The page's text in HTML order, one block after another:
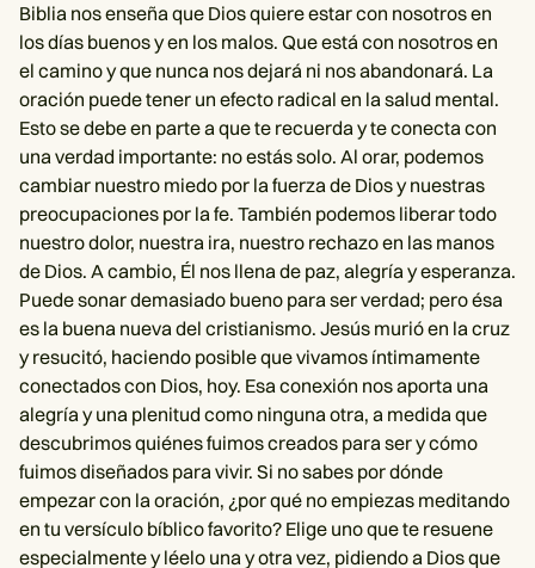
Biblia nos enseña que Dios quiere estar con nosotros en
los días buenos y en los malos. Que está con nosotros en
el camino y que nunca nos dejará ni nos abandonará. La
oración puede tener un efecto radical en la salud mental.
Esto se debe en parte a que te recuerda y te conecta con
una verdad importante: no estás solo. Al orar, podemos
cambiar nuestro miedo por la fuerza de Dios y nuestras
preocupaciones por la fe. También podemos liberar todo
nuestro dolor, nuestra ira, nuestro rechazo en las manos
de Dios. A cambio, Él nos llena de paz, alegría y esperanza.
Puede sonar demasiado bueno para ser verdad; pero ésa
es la buena nueva del cristianismo. Jesús murió en la cruz
y resucitó, haciendo posible que vivamos íntimamente
conectados con Dios, hoy. Esa conexión nos aporta una
alegría y una plenitud como ninguna otra, a medida que
descubrimos quiénes fuimos creados para ser y cómo
fuimos diseñados para vivir. Si no sabes por dónde
empezar con la oración, ¿por qué no empiezas meditando
en tu versículo bíblico favorito? Elige uno que te resuene
especialmente y léelo una y otra vez, pidiendo a Dios que